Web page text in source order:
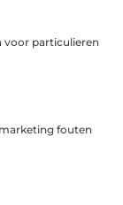
voor particulieren
fouten